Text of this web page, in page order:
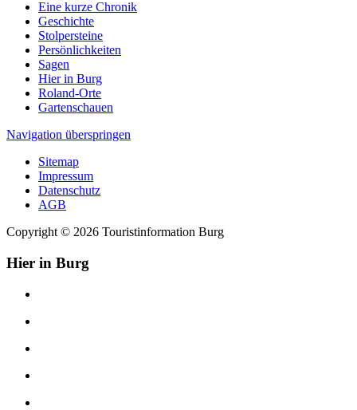
Eine kurze Chronik
Geschichte
Stolpersteine
Persönlichkeiten
Sagen
Hier in Burg
Roland-Orte
Gartenschauen
Navigation überspringen
Sitemap
Impressum
Datenschutz
AGB
Copyright © 2026 Touristinformation Burg
Hier in Burg